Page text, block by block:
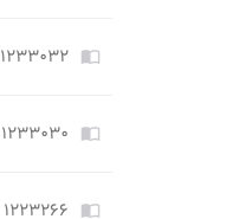
import_contacts ۱۲۳۳۰۳۲
import_contacts ۱۲۳۳۰۳۰
import_contacts ۱۲۲۳۲۶۶